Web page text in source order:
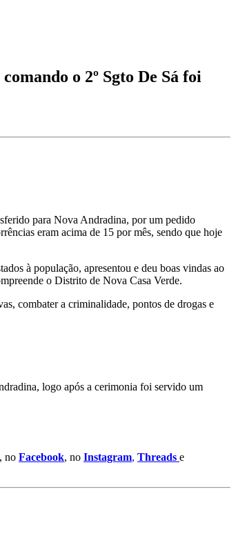
o 2º Sgto De Sá foi
para Nova Andradina, por um pedido
eram acima de 15 por mês, sendo que hoje
à população, apresentou e deu boas vindas ao
o Distrito de Nova Casa Verde.
combater a criminalidade, pontos de drogas e
logo após a cerimonia foi servido um
, no Facebook, no Instagram, Threads e